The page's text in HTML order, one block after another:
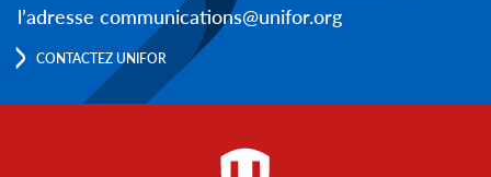
l’adresse communications@unifor.org
CONTACTEZ UNIFOR